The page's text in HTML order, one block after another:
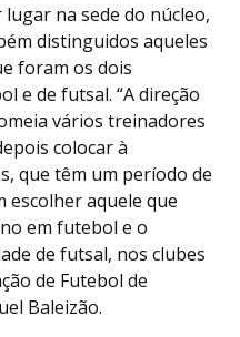
na sede do núcleo,
distinguidos aqueles
foram os dois
e de futsal. “A direção
vários treinadores
colocar à
que têm um período de
escolher aquele que
em futebol e o
de futsal, nos clubes
de Futebol de
Baleizão.